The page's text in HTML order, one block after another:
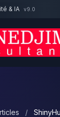
& IA v9.0
/
?